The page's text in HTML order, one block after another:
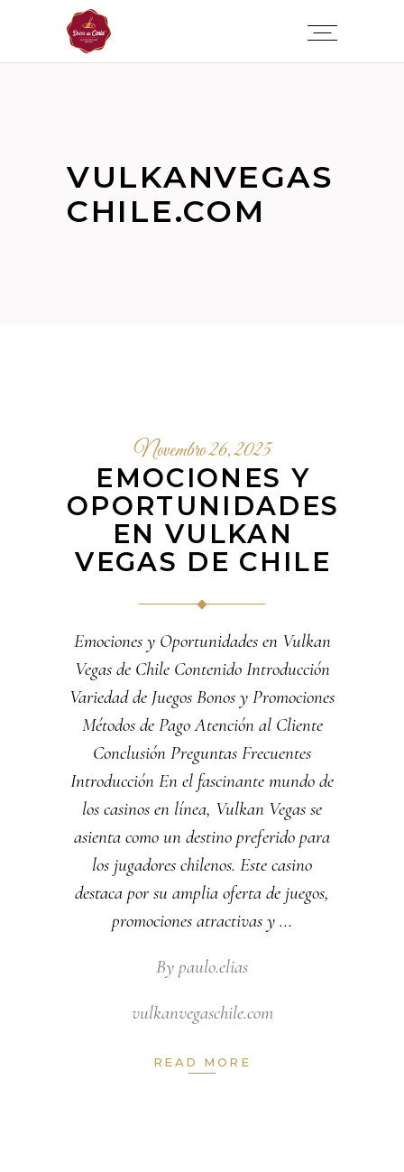
VULKANVEGAS
CHILE.COM
Novembro 26, 2025
EMOCIONES Y
OPORTUNIDADES
EN VULKAN
VEGAS DE CHILE
Emociones y Oportunidades en Vulkan
Vegas de Chile Contenido Introducción
Variedad de Juegos Bonos y Promociones
Métodos de Pago Atención al Cliente
Conclusión Preguntas Frecuentes
Introducción En el fascinante mundo de
los casinos en línea, Vulkan Vegas se
asienta como un destino preferido para
los jugadores chilenos. Este casino
destaca por su amplia oferta de juegos,
promociones atractivas y
By paulo.elias
vulkanvegaschile.com
READ MORE